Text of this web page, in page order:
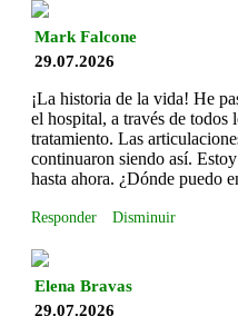
Mark Falcone
29.07.2026
¡La historia de la vida! He
el hospital, a través de todos
tratamiento. Las
continuaron siendo así.
hasta ahora. ¿Dónde puedo
Responder Disminuir
Elena Bravas
29.07.2026